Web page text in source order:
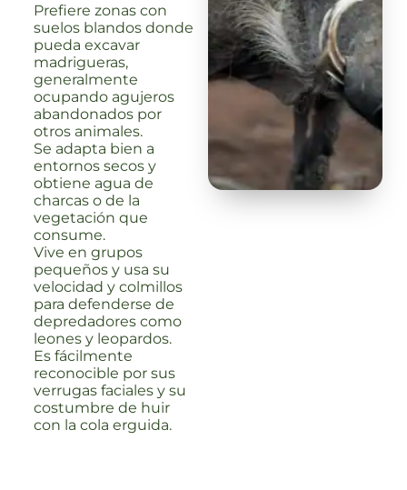
Prefiere zonas con
suelos blandos donde
pueda excavar
madrigueras,
generalmente
ocupando agujeros
abandonados por
otros animales.
Se adapta bien a
entornos secos y
obtiene agua de
charcas o de la
vegetación que
consume.
Vive en grupos
pequeños y usa su
velocidad y colmillos
para defenderse de
depredadores como
leones y leopardos.
Es fácilmente
reconocible por sus
verrugas faciales y su
costumbre de huir
con la cola erguida.